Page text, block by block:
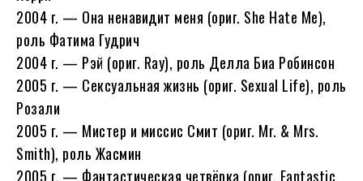
2004 г. — Она ненавидит меня (ориг. She Hate Me),
роль Фатима Гудрич
2004 г. — Рэй (ориг. Ray), роль Делла Биа Робинсон
2005 г. — Сексуальная жизнь (ориг. Sexual Life), роль
Розали
2005 г. — Мистер и миссис Смит (ориг. Mr. & Mrs.
Smith), роль Жасмин
2005 г. — Фантастическая четвёрка (ориг. Fantastic